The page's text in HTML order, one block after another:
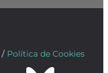
/ Política de Cookies